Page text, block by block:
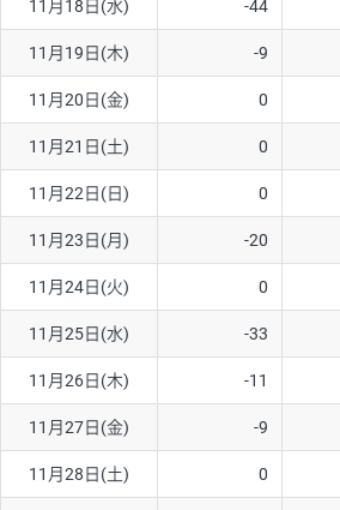
ソ/円は10万通貨単位。
11月18日(水) -44
11月19日(木) -9
11月20日(金) 0
11月21日(土) 0
11月22日(日) 0
11月23日(月) -20
11月24日(火) 0
11月25日(水) -33
11月26日(木) -11
11月27日(金) -9
11月28日(土) 0